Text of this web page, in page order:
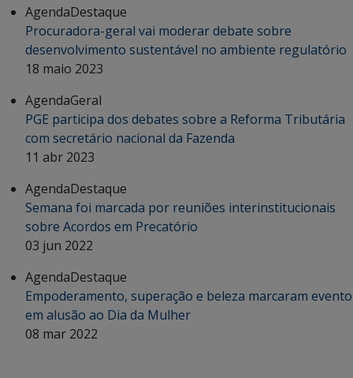
AgendaDestaque
Procuradora-geral vai moderar debate sobre
desenvolvimento sustentável no ambiente regulatório
18 maio 2023
AgendaGeral
PGE participa dos debates sobre a Reforma Tributária
com secretário nacional da Fazenda
11 abr 2023
AgendaDestaque
Semana foi marcada por reuniões interinstitucionais
sobre Acordos em Precatório
03 jun 2022
AgendaDestaque
Empoderamento, superação e beleza marcaram evento
em alusão ao Dia da Mulher
08 mar 2022